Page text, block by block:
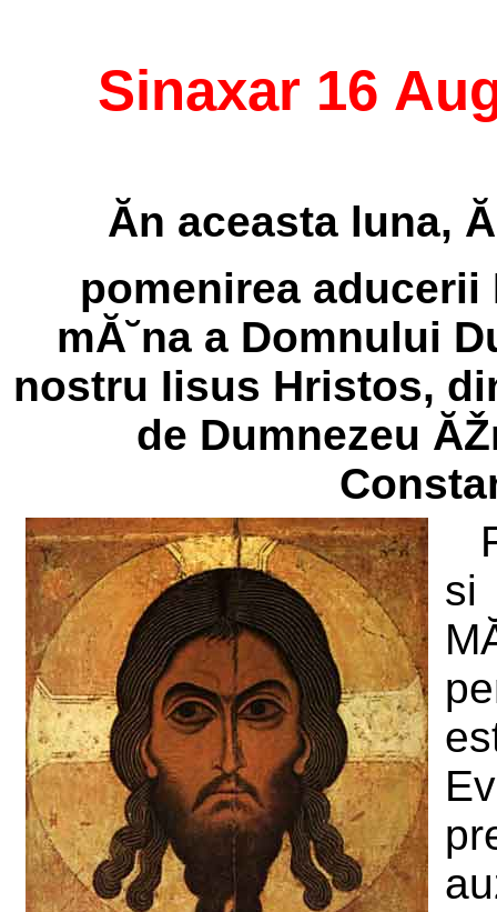
Sinaxar 16
Ăn aceasta luna,
pomenirea
mĂ˘na a Domnului
nostru Iisus Hristos,
de Dumnezeu